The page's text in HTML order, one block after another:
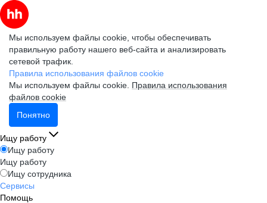
Мы используем файлы cookie, чтобы обеспечивать
правильную работу нашего веб-сайта и анализировать
сетевой трафик.
Правила использования файлов cookie
Мы используем файлы cookie. Правила использования
файлов cookie
Понятно
Ищу работу
Ищу работу
Ищу работу
Ищу сотрудника
Сервисы
Помощь